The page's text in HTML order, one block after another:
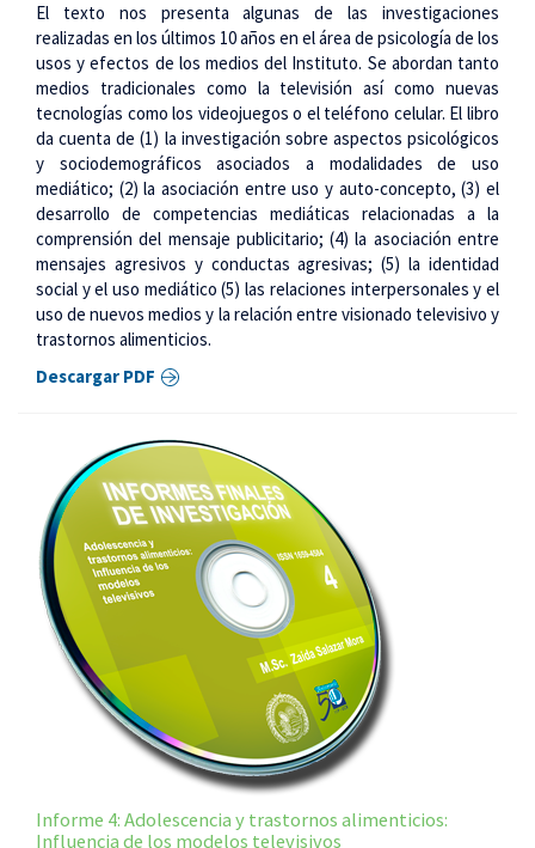
El texto nos presenta algunas de las investigaciones
realizadas en los últimos 10 años en el área de psicología de los
usos y efectos de los medios del Instituto. Se abordan tanto
medios tradicionales como la televisión así como nuevas
tecnologías como los videojuegos o el teléfono celular. El libro
da cuenta de (1) la investigación sobre aspectos psicológicos
y sociodemográficos asociados a modalidades de uso
mediático; (2) la asociación entre uso y auto-concepto, (3) el
desarrollo de competencias mediáticas relacionadas a la
comprensión del mensaje publicitario; (4) la asociación entre
mensajes agresivos y conductas agresivas; (5) la identidad
social y el uso mediático (5) las relaciones interpersonales y el
uso de nuevos medios y la relación entre visionado televisivo y
trastornos alimenticios.
Descargar PDF
Informe 4: Adolescencia y trastornos alimenticios:
Influencia de los modelos televisivos